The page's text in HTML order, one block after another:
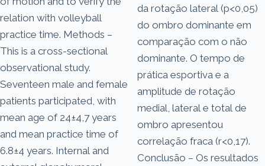
relation with volleyball
practice time. Methods –
This is a cross-sectional
observational study.
Seventeen male and female
patients participated, with
mean age of 24±4,7 years
and mean practice time of
6.8±4 years. Internal and
da rotação lateral (p<0,05)
do ombro dominante em
comparação com o não
dominante. O tempo de
prática esportiva e a
amplitude de rotação
medial, lateral e total de
ombro apresentou
correlação fraca (r<0,17).
Conclusão – Os resultados